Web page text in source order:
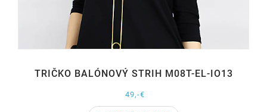
TRIČKO BALÓNOVÝ STRIH M08T-EL-IO13
49,-€